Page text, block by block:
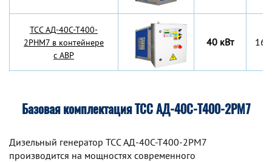
TCC АД-40С-Т400-
2РНМ7 в контейнере
с АВР
40 кВт
Базовая комплектация ТСС АД-40С-Т400-2РМ7
Дизельный генератор TCC АД-40С-Т400-2РМ7
производится на мощностях современного